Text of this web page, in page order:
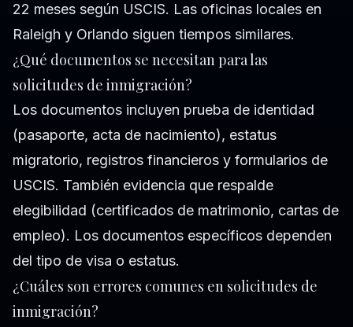
22 meses según USCIS. Las oficinas locales en
Raleigh y Orlando siguen tiempos similares.
¿Qué documentos se necesitan para las
solicitudes de inmigración?
Los documentos incluyen prueba de identidad
(pasaporte, acta de nacimiento), estatus
migratorio, registros financieros y formularios de
USCIS. También evidencia que respalde
elegibilidad (certificados de matrimonio, cartas de
empleo). Los documentos específicos dependen
del tipo de visa o estatus.
¿Cuáles son errores comunes en solicitudes de
inmigración?